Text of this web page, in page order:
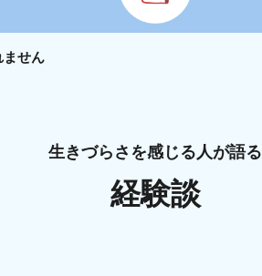
ません
生きづらさを感じる人が語る
経験談